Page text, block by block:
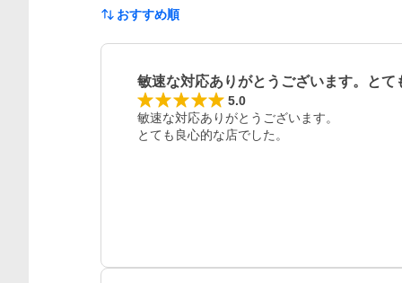
おすすめ順
敏速な対応ありがとうございます。と
5.0
敏速な対応ありがとうございます。
とても良心的な店でした。